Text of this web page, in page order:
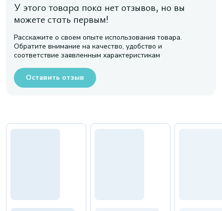
У этого товара пока нет отзывов, но вы
можете стать первым!
Расскажите о своем опыте использования товара.
Обратите внимание на качество, удобство и
соответствие заявленным характеристикам
Оставить отзыв